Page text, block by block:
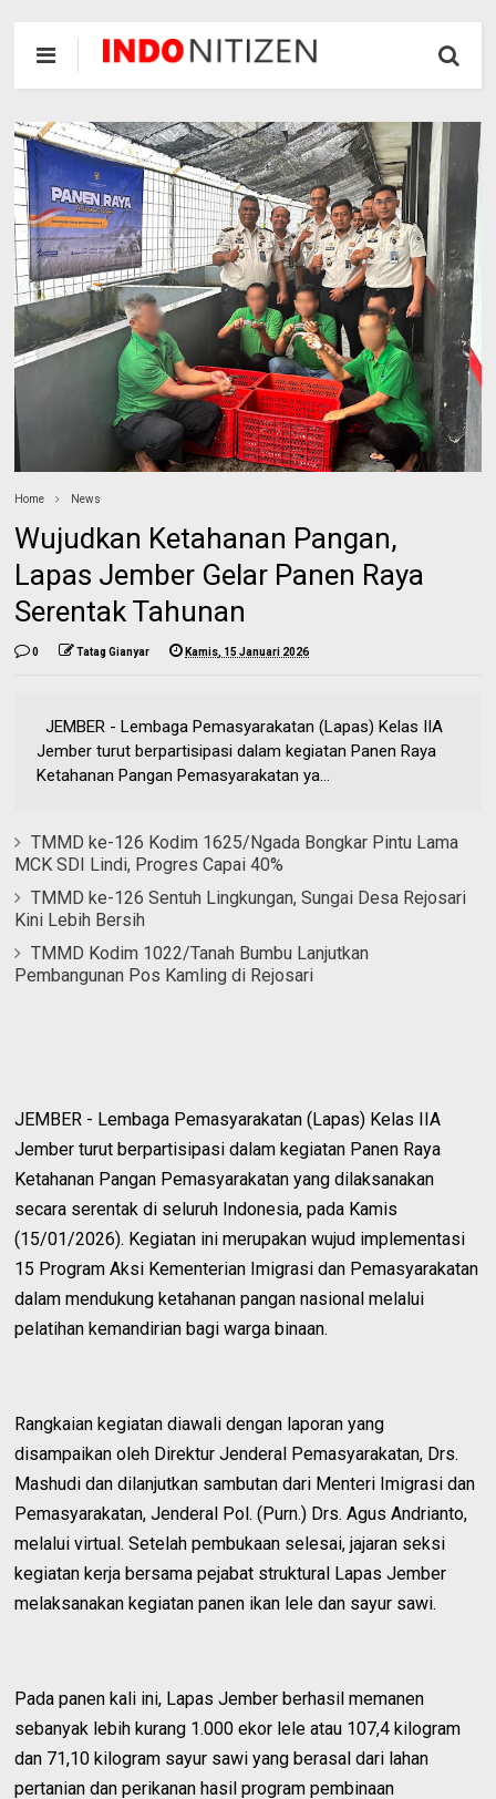
Home News
Wujudkan Ketahanan Pangan,
Lapas Jember Gelar Panen Raya
Serentak Tahunan
0 Tatag Gianyar Kamis, 15 Januari 2026
JEMBER - Lembaga Pemasyarakatan (Lapas) Kelas IIA
Jember turut berpartisipasi dalam kegiatan Panen Raya
Ketahanan Pangan Pemasyarakatan ya...
TMMD ke-126 Kodim 1625/Ngada Bongkar Pintu Lama
MCK SDI Lindi, Progres Capai 40%
TMMD ke-126 Sentuh Lingkungan, Sungai Desa Rejosari
Kini Lebih Bersih
TMMD Kodim 1022/Tanah Bumbu Lanjutkan
Pembangunan Pos Kamling di Rejosari
JEMBER - Lembaga Pemasyarakatan (Lapas) Kelas IIA
Jember turut berpartisipasi dalam kegiatan Panen Raya
Ketahanan Pangan Pemasyarakatan yang dilaksanakan
secara serentak di seluruh Indonesia, pada Kamis
(15/01/2026). Kegiatan ini merupakan wujud implementasi
15 Program Aksi Kementerian Imigrasi dan Pemasyarakatan
dalam mendukung ketahanan pangan nasional melalui
pelatihan kemandirian bagi warga binaan.
Rangkaian kegiatan diawali dengan laporan yang
disampaikan oleh Direktur Jenderal Pemasyarakatan, Drs.
Mashudi dan dilanjutkan sambutan dari Menteri Imigrasi dan
Pemasyarakatan, Jenderal Pol. (Purn.) Drs. Agus Andrianto,
melalui virtual. Setelah pembukaan selesai, jajaran seksi
kegiatan kerja bersama pejabat struktural Lapas Jember
melaksanakan kegiatan panen ikan lele dan sayur sawi.
Pada panen kali ini, Lapas Jember berhasil memanen
sebanyak lebih kurang 1.000 ekor lele atau 107,4 kilogram
dan 71,10 kilogram sayur sawi yang berasal dari lahan
pertanian dan perikanan hasil program pembinaan